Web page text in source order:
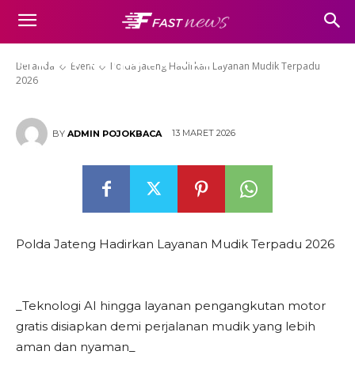
Beranda Event
Polda Jateng Hadirkan Layanan Mudik Terpadu
2026
Polda Jateng Hadirkan Layanan
Mudik Terpadu 2026
BY ADMIN POJOKBACA 13 MARET 2026
Polda Jateng Hadirkan Layanan Mudik Terpadu 2026
_Teknologi AI hingga layanan pengangkutan motor
gratis disiapkan demi perjalanan mudik yang lebih
aman dan nyaman_